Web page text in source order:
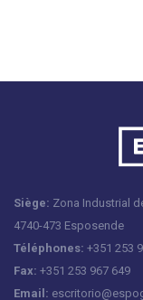
Siège: Zona Industrial
4740-473 Esposende
Téléphones: +351 253
Fax: +351 253 967 649
Email: